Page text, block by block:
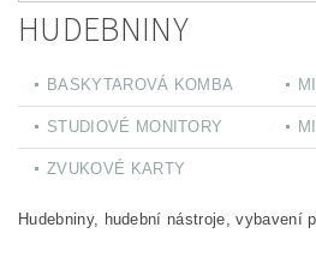
HUDEBNINY
BASKYTAROVÁ KOMBA
STUDIOVÉ MONITORY
ZVUKOVÉ KARTY
Hudebniny, hudební nástroje, vybavení